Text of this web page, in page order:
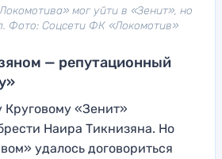
мог уйти в «Зенит», но
Фото: Соцсети ФК «Локомотив»
— репутационный
«Зенит»
Наира Тикнизяна. Но
удалось договориться